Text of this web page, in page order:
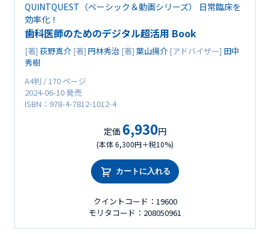
QUINTQUEST（ベーシック＆動画シリーズ） 日常臨床を
効率化！
歯科医師のためのデジタル超活用 Book
[著] 荻野真介 [著] 円林秀治 [著] 葉山揚介 [アドバイザー] 田中
秀樹
A4判 / 170 ページ
2024-06-10 発売
ISBN：978-4-7812-1012-4
定価 6,930円
(本体 6,300円＋税10%)
カートに入れる
クイントコード：19600
モリタコード：208050961